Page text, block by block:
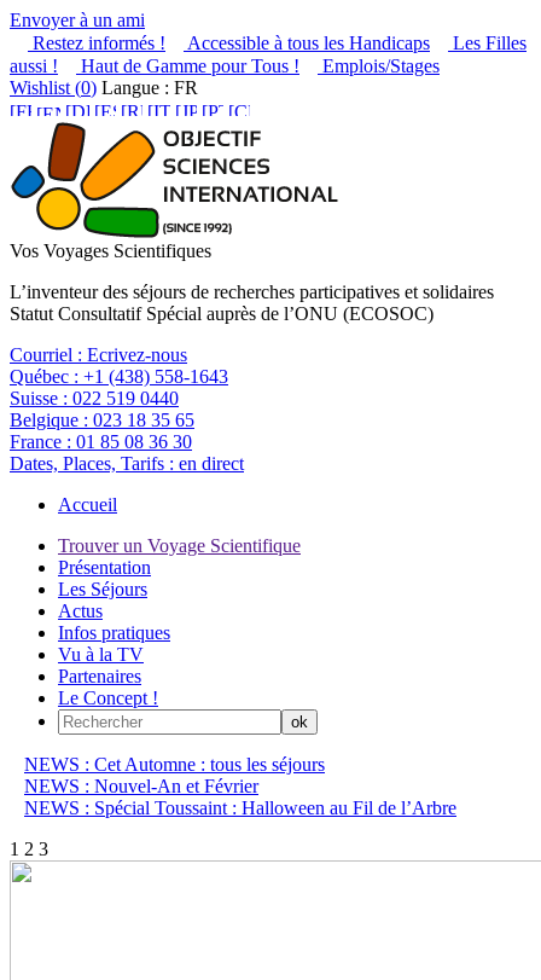
Envoyer à un ami
Restez informés !
Accessible à tous les Handicaps
Les Filles
aussi !
Haut de Gamme pour Tous !
Emplois/Stages
Wishlist (0) Langue : FR
Vos Voyages Scientifiques
L’inventeur des séjours de recherches participatives et solidaires
Statut Consultatif Spécial auprès de l’ONU (ECOSOC)
Courriel : Ecrivez-nous
Québec : +1 (438) 558-1643
Suisse : 022 519 0440
Belgique : 023 18 35 65
France : 01 85 08 36 30
Dates, Places, Tarifs : en direct
Accueil
Trouver un Voyage Scientifique
Présentation
Les Séjours
Actus
Infos pratiques
Vu à la TV
Partenaires
Le Concept !
NEWS : Cet Automne : tous les séjours
NEWS : Nouvel-An et Février
NEWS : Spécial Toussaint : Halloween au Fil de l’Arbre
1 2 3